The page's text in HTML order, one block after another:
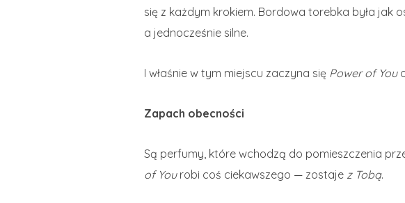
się z każdym krokiem. Bordowa torebka była jak
a jednocześnie silne.
I właśnie w tym miejscu zaczyna się Power of You
Zapach obecności
Są perfumy, które wchodzą do pomieszczenia
of Yourobi coś ciekawszego — zostaje z Tobą.